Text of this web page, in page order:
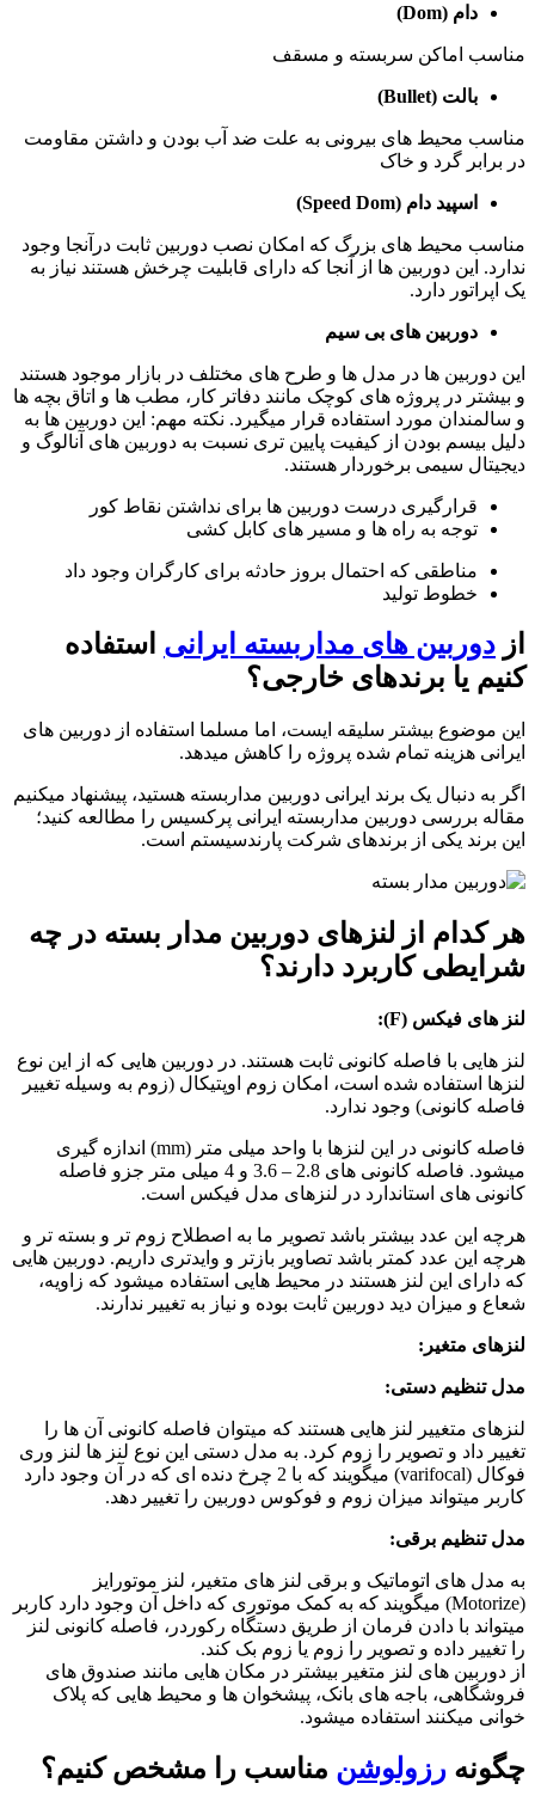
دام (Dom)
مناسب اماکن سربسته و مسقف
بالت (Bullet)
مناسب محیط های بیرونی به علت ضد آب بودن و داشتن مقاومت
در برابر گرد و خاک
اسپید دام (Speed Dom)
مناسب محیط های بزرگ که امکان نصب دوربین ثابت درآنجا وجود
ندارد. این دوربین ها از آنجا که دارای قابلیت چرخش هستند نیاز به
یک اپراتور دارد.
دوربین های بی سیم
این دوربین ها در مدل ها و طرح های مختلف در بازار موجود هستند
و بیشتر در پروژه های کوچک مانند دفاتر کار، مطب ها و اتاق بچه ها
و سالمندان مورد استفاده قرار میگیرد. نکته مهم: این دوربین ها به
دلیل بیسم بودن از کیفیت پایین تری نسبت به دوربین های آنالوگ و
دیجیتال سیمی برخوردار هستند.
قرارگیری درست دوربین ها برای نداشتن نقاط کور
توجه به راه ها و مسیر های کابل کشی
مناطقی که احتمال بروز حادثه برای کارگران وجود داد
خطوط تولید
از دوربین های مداربسته ایرانی استفاده
کنیم یا برندهای خارجی؟
این موضوع بیشتر سلیقه ایست، اما مسلما استفاده از دوربین های
ایرانی هزینه تمام شده پروژه را کاهش میدهد.
اگر به دنبال یک برند ایرانی دوربین مداربسته هستید، پیشنهاد میکنیم
مقاله بررسی دوربین مداربسته ایرانی پرکسیس را مطالعه کنید؛
این برند یکی از برندهای شرکت پارندسیستم است.
هر کدام از لنزهای دوربین مدار بسته در چه
شرایطی کاربرد دارند؟
لنز های فیکس (F):
لنز هایی با فاصله کانونی ثابت هستند. در دوربین هایی که از این نوع
لنزها استفاده شده است، امکان زوم اوپتیکال (زوم به وسیله تغییر
فاصله کانونی) وجود ندارد.
فاصله کانونی در این لنزها با واحد میلی متر (mm) اندازه گیری
میشود. فاصله کانونی های 2.8 – 3.6 و 4 میلی متر جزو فاصله
کانونی های استاندارد در لنزهای مدل فیکس است.
هرچه این عدد بیشتر باشد تصویر ما به اصطلاح زوم تر و بسته تر و
هرچه این عدد کمتر باشد تصاویر بازتر و وایدتری داریم. دوربین هایی
که دارای این لنز هستند در محیط هایی استفاده میشود که زاویه،
شعاع و میزان دید دوربین ثابت بوده و نیاز به تغییر ندارند.
لنزهای متغیر:
مدل تنظیم دستی:
لنزهای متغییر لنز هایی هستند که میتوان فاصله کانونی آن ها را
تغییر داد و تصویر را زوم کرد. به مدل دستی این نوع لنز ها لنز وری
فوکال (varifocal) میگویند که با 2 چرخ دنده ای که در آن وجود دارد
کاربر میتواند میزان زوم و فوکوس دوربین را تغییر دهد.
مدل تنظیم برقی:
به مدل های اتوماتیک و برقی لنز های متغیر، لنز موتورایز
(Motorize) میگویند که به کمک موتوری که داخل آن وجود دارد کاربر
میتواند با دادن فرمان از طریق دستگاه رکوردر، فاصله کانونی لنز
را تغییر داده و تصویر را زوم یا زوم بک کند.
از دوربین های لنز متغیر بیشتر در مکان هایی مانند صندوق های
فروشگاهی، باجه های بانک، پیشخوان ها و محیط هایی که پلاک
خوانی میکنند استفاده میشود.
چگونه رزولوشن مناسب را مشخص کنیم؟